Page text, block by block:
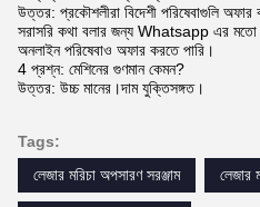
উত্তর: প্রকৌশলীরা বিদেশী পরিষেবাগুলি
সরাসরি কথা বলার জন্য Whatsapp এর মতো
অনলাইন পরিষেবাও অফার করতে পারি।
4 প্রশ্ন: মেশিনের গুণমান কেমন?
উত্তর: উচ্চ মানের।দাম যুক্তিসঙ্গত।
Tags:
লেজার মরিচা অপসারণ সরঞ্জাম
লেজার